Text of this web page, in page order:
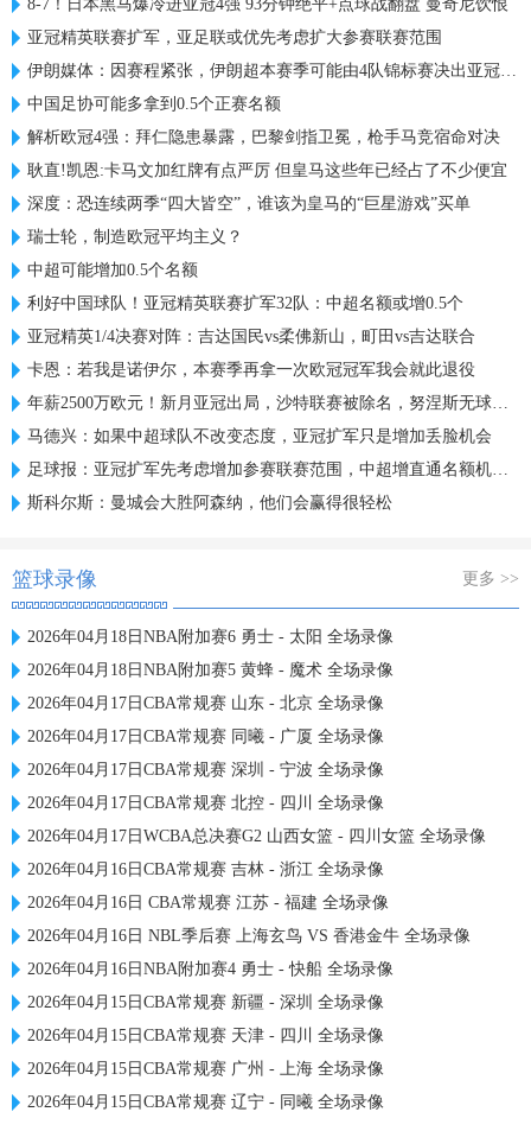
8-7！日本黑马爆冷进亚冠4强 93分钟绝平+点球战翻盘 曼奇尼饮恨
亚冠精英联赛扩军，亚足联或优先考虑扩大参赛联赛范围
伊朗媒体：因赛程紧张，伊朗超本赛季可能由4队锦标赛决出亚冠名额
中国足协可能多拿到0.5个正赛名额
解析欧冠4强：拜仁隐患暴露，巴黎剑指卫冕，枪手马竞宿命对决
耿直!凯恩:卡马文加红牌有点严厉 但皇马这些年已经占了不少便宜
深度：恐连续两季“四大皆空”，谁该为皇马的“巨星游戏”买单
瑞士轮，制造欧冠平均主义？
中超可能增加0.5个名额
利好中国球队！亚冠精英联赛扩军32队：中超名额或增0.5个
亚冠精英1/4决赛对阵：吉达国民vs柔佛新山，町田vs吉达联合
卡恩：若我是诺伊尔，本赛季再拿一次欧冠冠军我会就此退役
年薪2500万欧元！新月亚冠出局，沙特联赛被除名，努涅斯无球可踢
马德兴：如果中超球队不改变态度，亚冠扩军只是增加丢脸机会
足球报：亚冠扩军先考虑增加参赛联赛范围，中超增直通名额机会有限
斯科尔斯：曼城会大胜阿森纳，他们会赢得很轻松
篮球录像 更多 >>
2026年04月18日NBA附加赛6 勇士 - 太阳 全场录像
2026年04月18日NBA附加赛5 黄蜂 - 魔术 全场录像
2026年04月17日CBA常规赛 山东 - 北京 全场录像
2026年04月17日CBA常规赛 同曦 - 广厦 全场录像
2026年04月17日CBA常规赛 深圳 - 宁波 全场录像
2026年04月17日CBA常规赛 北控 - 四川 全场录像
2026年04月17日WCBA总决赛G2 山西女篮 - 四川女篮 全场录像
2026年04月16日CBA常规赛 吉林 - 浙江 全场录像
2026年04月16日 CBA常规赛 江苏 - 福建 全场录像
2026年04月16日 NBL季后赛 上海玄鸟 VS 香港金牛 全场录像
2026年04月16日NBA附加赛4 勇士 - 快船 全场录像
2026年04月15日CBA常规赛 新疆 - 深圳 全场录像
2026年04月15日CBA常规赛 天津 - 四川 全场录像
2026年04月15日CBA常规赛 广州 - 上海 全场录像
2026年04月15日CBA常规赛 辽宁 - 同曦 全场录像